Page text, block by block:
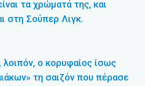
τα χρώματά της, και
στη Σούπερ Λιγκ.
λοιπόν, ο κορυφαίος ίσως
τη σαιζόν που πέρασε